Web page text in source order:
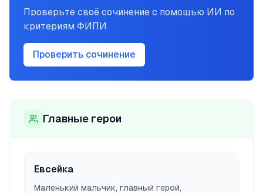
Проверьте своё сочинение с помощью ИИ по
критериям ФИПИ
Проверить сочинение
Главные герои
Евсейка
Маленький мальчик, главный герой,